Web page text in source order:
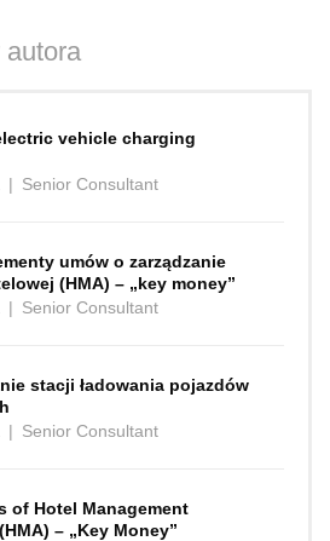
autora
vehicle charging
| Senior Consultant
umów o zarządzanie
(HMA) – „key money”
| Senior Consultant
stacji ładowania pojazdów
| Senior Consultant
of Hotel Management
– „Key Money”